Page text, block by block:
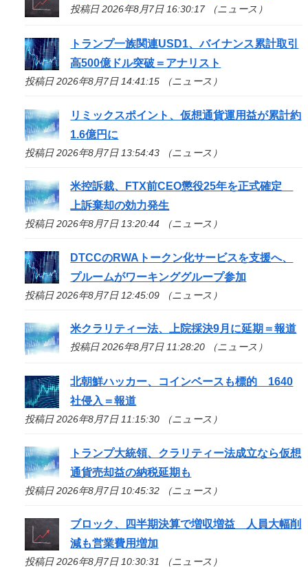
投稿日 2026年8月7日 16:30:17 （ニュース）
トランプ一族関連USD1、バイナンス累計取引
高500億ドル突破＝アナリスト
投稿日 2026年8月7日 14:41:15 （ニュース）
リミックスポイント、仮想通貨運用益が累計約
1.6億円に
投稿日 2026年8月7日 13:54:43 （ニュース）
米控訴裁、FTX前CEO懲役25年を正式確定
上訴棄却の効力発生
投稿日 2026年8月7日 13:20:44 （ニュース）
DTCCのRWAトークン化サービスを支援へ、
プルームがワーキンググループ参加
投稿日 2026年8月7日 12:45:09 （ニュース）
米クラリティー法、上院採決9月に延期＝報道
投稿日 2026年8月7日 11:28:20 （ニュース）
北朝鮮ハッカー、コインベースも標的 1640
社侵入＝報道
投稿日 2026年8月7日 11:15:30 （ニュース）
トランプ大統領、クラリティー法成立なら仮想
通貨売却益の納税延期も
投稿日 2026年8月7日 10:45:32 （ニュース）
ブロック、四半期決算で増収増益 人員大幅削
減も営業費用増加
投稿日 2026年8月7日 10:30:31 （ニュース）